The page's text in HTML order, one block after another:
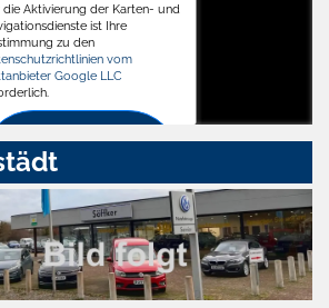
Hessisch Oldendorf
die Aktivierung der Karten- und
ist Ihre
zu den
vom
Google LLC
Zustimmen
aktivieren